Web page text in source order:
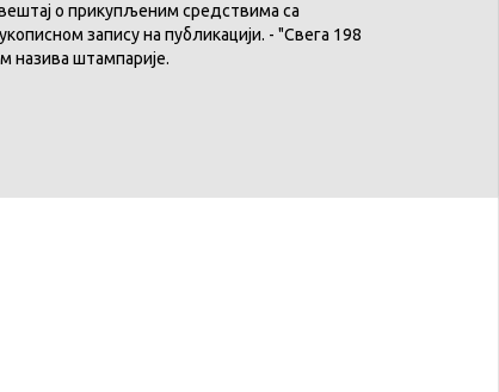
о прикупљеним средствима са
запису на публикацији. - "Свега 198
назива штампарије.